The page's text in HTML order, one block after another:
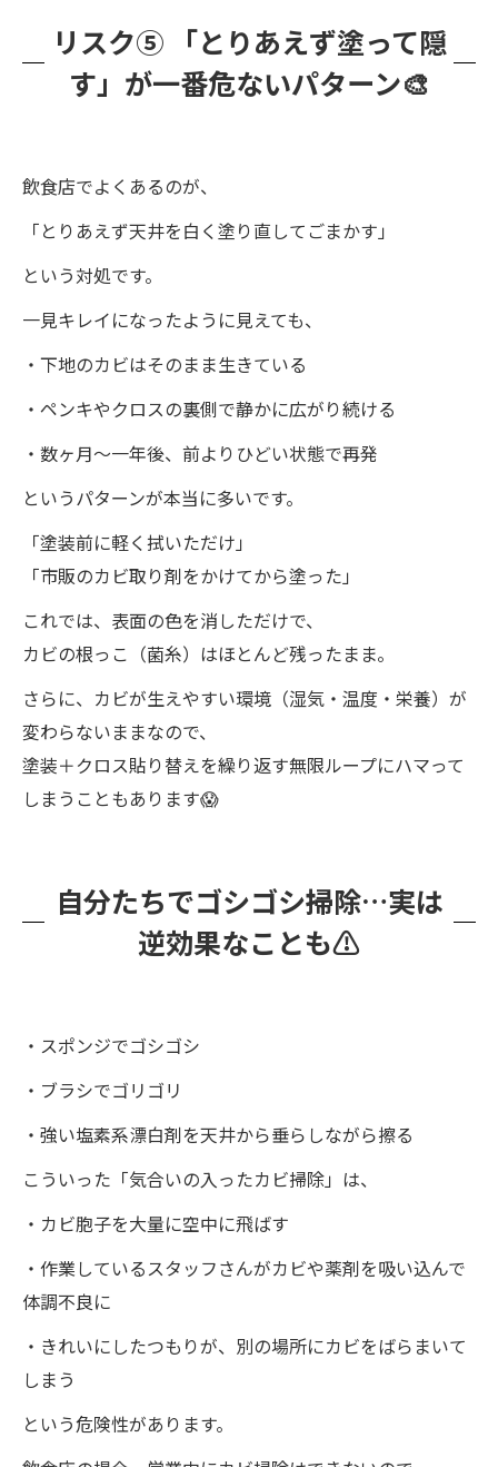
リスク⑤ 「とりあえず塗って隠
す」が一番危ないパターン🎨
飲食店でよくあるのが、
「とりあえず天井を白く塗り直してごまかす」
という対処です。
一見キレイになったように見えても、
・下地のカビはそのまま生きている
・ペンキやクロスの裏側で静かに広がり続ける
・数ヶ月〜一年後、前よりひどい状態で再発
というパターンが本当に多いです。
「塗装前に軽く拭いただけ」
「市販のカビ取り剤をかけてから塗った」
これでは、表面の色を消しただけで、
カビの根っこ（菌糸）はほとんど残ったまま。
さらに、カビが生えやすい環境（湿気・温度・栄養）が
変わらないままなので、
塗装＋クロス貼り替えを繰り返す無限ループにハマって
しまうこともあります😱
自分たちでゴシゴシ掃除…実は
逆効果なことも⚠️
・スポンジでゴシゴシ
・ブラシでゴリゴリ
・強い塩素系漂白剤を天井から垂らしながら擦る
こういった「気合いの入ったカビ掃除」は、
・カビ胞子を大量に空中に飛ばす
・作業しているスタッフさんがカビや薬剤を吸い込んで
体調不良に
・きれいにしたつもりが、別の場所にカビをばらまいて
しまう
という危険性があります。